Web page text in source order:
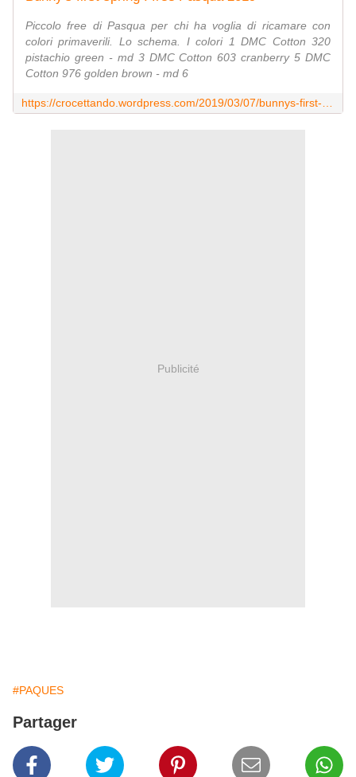
Piccolo free di Pasqua per chi ha voglia di ricamare con
colori primaverili. Lo schema. I colori 1 DMC Cotton 320
pistachio green - md 3 DMC Cotton 603 cranberry 5 DMC
Cotton 976 golden brown - md 6
Publicité
#PAQUES
Partager